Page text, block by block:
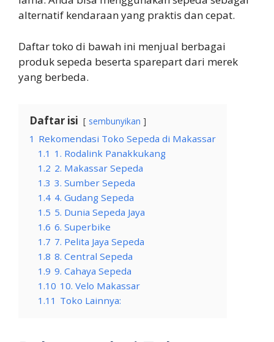
alternatif kendaraan yang praktis dan cepat.
Daftar toko di bawah ini menjual berbagai
produk sepeda beserta sparepart dari merek
yang berbeda.
Daftar isi sembunyikan
1 Rekomendasi Toko Sepeda di Makassar
1.1 1. Rodalink Panakkukang
1.2 2. Makassar Sepeda
1.3 3. Sumber Sepeda
1.4 4. Gudang Sepeda
1.5 5. Dunia Sepeda Jaya
1.6 6. Superbike
1.7 7. Pelita Jaya Sepeda
1.8 8. Central Sepeda
1.9 9. Cahaya Sepeda
1.10 10. Velo Makassar
1.11 Toko Lainnya: